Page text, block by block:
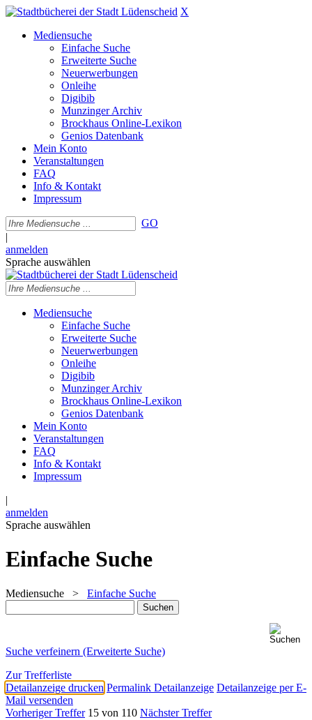
X
Mediensuche
Einfache Suche
Erweiterte Suche
Neuerwerbungen
Onleihe
Digibib
Munzinger Archiv
Brockhaus Online-Lexikon
Genios Datenbank
Mein Konto
Veranstaltungen
FAQ
Info & Kontakt
Impressum
GO
|
anmelden
Sprache auswählen
Mediensuche
Einfache Suche
Erweiterte Suche
Neuerwerbungen
Onleihe
Digibib
Munzinger Archiv
Brockhaus Online-Lexikon
Genios Datenbank
Mein Konto
Veranstaltungen
FAQ
Info & Kontakt
Impressum
|
anmelden
Sprache auswählen
Einfache Suche
Mediensuche > Einfache Suche
Suche verfeinern (Erweiterte Suche)
Zur Trefferliste
Detailanzeige drucken Permalink Detailanzeige Detailanzeige per E-
Mail versenden
Vorheriger Treffer 15 von 110 Nächster Treffer